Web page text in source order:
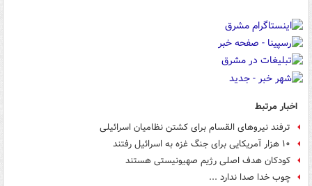
اخبار مرتبط
ترفند نیروهای القسام برای کشتن نظامیان اسرائیلی
۱۰ هزار آمریکایی برای جنگ غزه به اسرائیل رفتند
کودکان هدف اصلی رژیم صهیونیستی هستند
چوب خدا صدا ندارد ...